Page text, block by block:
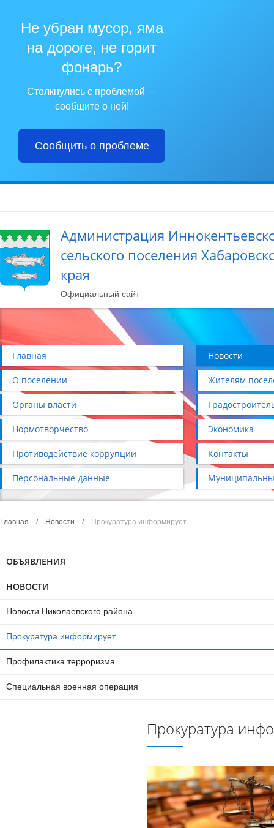
Не убран мусор, яма
на дороге, не горит
фонарь?
Столкнулись с проблемой —
сообщите о ней!
Сообщить о проблеме
Администрация
сельского поселения
края
Официальный сайт
Главная Новости
О поселении Жителям
Органы власти
Нормотворчество Экономика
Противодействие коррупции Контакты
Персональные данные
Главная / Новости / Прокуратура информирует
ОБЪЯВЛЕНИЯ
НОВОСТИ
Новости Николаевского района
Прокуратура информирует
Профилактика терроризма
Специальная военная операция
Прокуратура